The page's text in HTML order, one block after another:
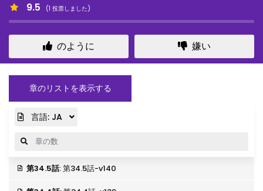
9.5 (1 投票しました)
のように 嫌い
章のリストを表示する
言語: JA
第34.5話: 第34.5話-v140